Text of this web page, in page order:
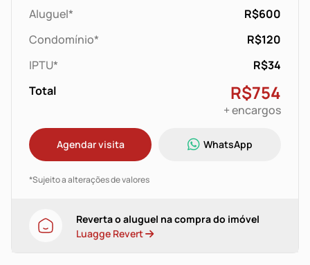
Aluguel*
R$600
Condomínio*
R$120
IPTU*
R$34
Total
R$754
+ encargos
Agendar visita WhatsApp
*Sujeito a alterações de valores
Reverta o aluguel na compra do imóvel
Luagge Revert